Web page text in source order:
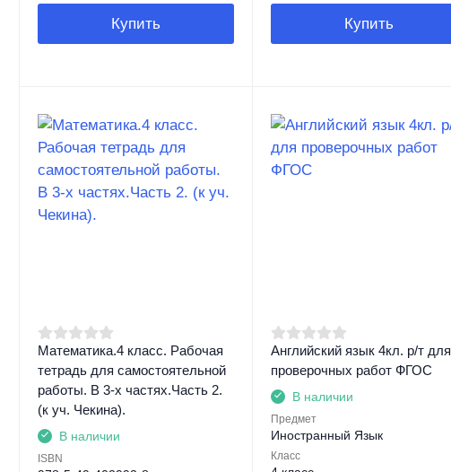
Купить Купить
Математика.4 класс. Рабочая
тетрадь для самостоятельной
работы. В 3-х частях.Часть 2.
(к уч. Чекина).
В наличии
ISBN
Английский язык 4кл. р/т для
проверочных работ ФГОС
В наличии
Предмет
Иностранный Язык
Класс